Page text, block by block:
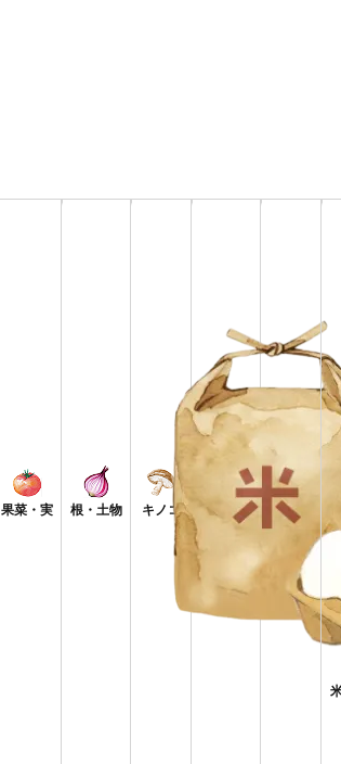
果菜・実 根・土物 キノコ 香味野菜 果物